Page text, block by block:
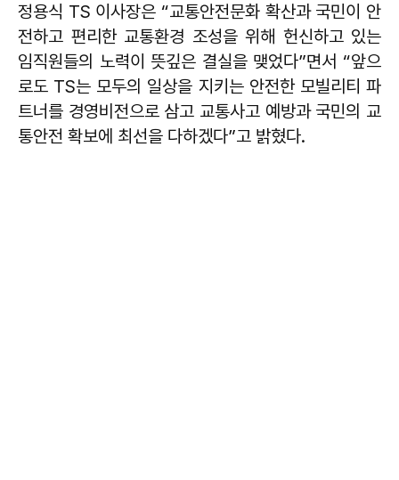
정용식 TS 이사장은 “교통안전문화 확산과 국민이 안
전하고 편리한 교통환경 조성을 위해 헌신하고 있는
임직원들의 노력이 뜻깊은 결실을 맺었다”면서 “앞으
로도 TS는 모두의 일상을 지키는 안전한 모빌리티 파
트너를 경영비전으로 삼고 교통사고 예방과 국민의 교
통안전 확보에 최선을 다하겠다”고 밝혔다.